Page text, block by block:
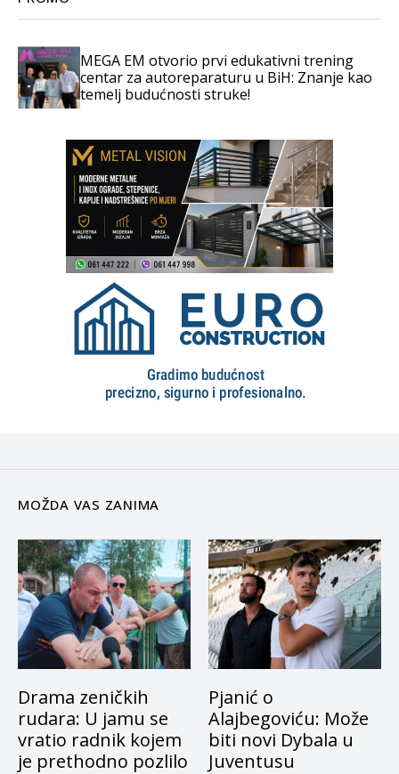
MEGA EM otvorio prvi edukativni trening
centar za autoreparaturu u BiH: Znanje kao
temelj budućnosti struke!
MOŽDA VAS ZANIMA
Drama zeničkih
rudara: U jamu se
vratio radnik kojem
je prethodno pozlilo
Pjanić o
Alajbegoviću: Može
biti novi Dybala u
Juventusu